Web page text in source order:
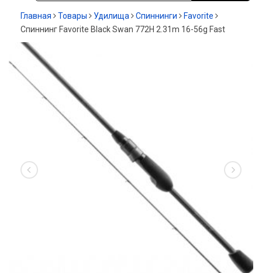
Главная Товары Удилища Спиннинги
Favorite
Спиннинг Favorite Black Swan 772H 2.31m 16-56g Fast